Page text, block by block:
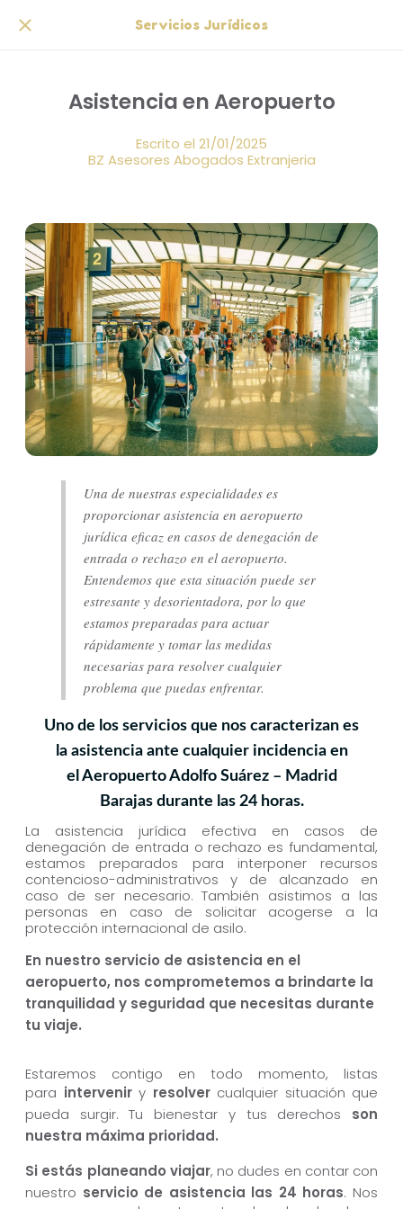
Servicios Jurídicos
Asistencia en Aeropuerto
Escrito el 21/01/2025
BZ Asesores Abogados Extranjeria
Una de nuestras especialidades es
proporcionar asistencia en aeropuerto
jurídica eficaz en casos de denegación de
entrada o rechazo en el aeropuerto.
Entendemos que esta situación puede ser
estresante y desorientadora, por lo que
estamos preparadas para actuar
rápidamente y tomar las medidas
necesarias para resolver cualquier
problema que puedas enfrentar.
Uno de los servicios que nos caracterizan es
la asistencia ante cualquier incidencia en
el Aeropuerto Adolfo Suárez – Madrid
Barajas durante las 24 horas.
La asistencia jurídica efectiva en casos de
denegación de entrada o rechazo es fundamental,
estamos preparados para interponer recursos
contencioso-administrativos y de alcanzado en
caso de ser necesario. También asistimos a las
personas en caso de solicitar acogerse a la
protección internacional de asilo.
En nuestro servicio de asistencia en el
aeropuerto, nos comprometemos a brindarte la
tranquilidad y seguridad que necesitas durante
tu viaje.
Estaremos contigo en todo momento, listas
para intervenir y resolvercualquier situación que
pueda surgir. Tu bienestar y tus derechos son
nuestra máxima prioridad.
Si estás planeando viajar, no dudes en contar con
nuestro servicio de asistencia las 24 horas. Nos